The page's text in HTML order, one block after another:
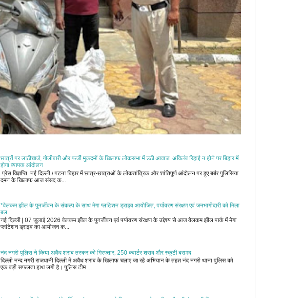
छात्रों पर लाठीचार्ज, गोलीबारी और फर्जी मुकदमों के खिलाफ लोकसभा में उठी आवाज: अविलंब रिहाई न होने पर बिहार में
होगा व्यापक आंदोलन
प्रेस विज्ञप्ति नई दिल्ली / पटना बिहार में छात्र-छात्राओं के लोकतांत्रिक और शांतिपूर्ण आंदोलन पर हुए बर्बर पुलिसिया
दमन के खिलाफ आज संसद क...
*वेलकम झील के पुनर्जीवन के संकल्प के साथ मेगा प्लांटेशन ड्राइव आयोजित, पर्यावरण संरक्षण एवं जनभागीदारी को मिला
बल
नई दिल्ली | 07 जुलाई 2026 वेलकम झील के पुनर्जीवन एवं पर्यावरण संरक्षण के उद्देश्य से आज वेलकम झील पार्क में मेगा
प्लांटेशन ड्राइव का आयोजन क...
नंद नगरी पुलिस ने किया अवैध शराब तस्कर को गिरफ्तार, 250 क्वार्टर शराब और स्कूटी बरामद
दिल्ली नन्द नगरी राजधानी दिल्ली में अवैध शराब के खिलाफ चलाए जा रहे अभियान के तहत नंद नगरी थाना पुलिस को
एक बड़ी सफलता हाथ लगी है। पुलिस टीम ...